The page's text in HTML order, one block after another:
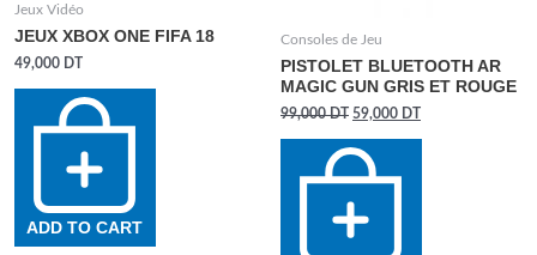
Jeux Vidéo
JEUX XBOX ONE FIFA 18
49,000 DT
ADD TO CART
Consoles de Jeu
PISTOLET BLUETOOTH AR
MAGIC GUN GRIS ET ROUGE
99,000DT 59,000 DT